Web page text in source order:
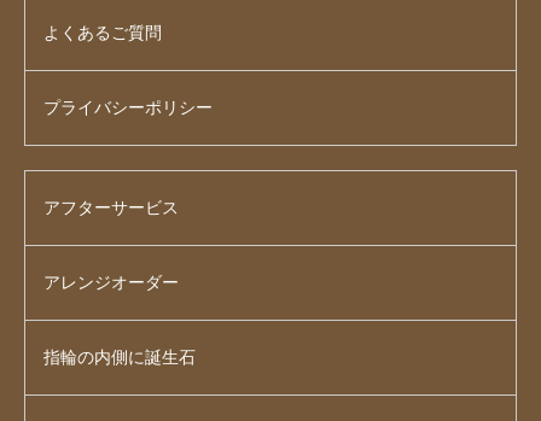
よくあるご質問
プライバシーポリシー
アフターサービス
アレンジオーダー
指輪の内側に誕生石